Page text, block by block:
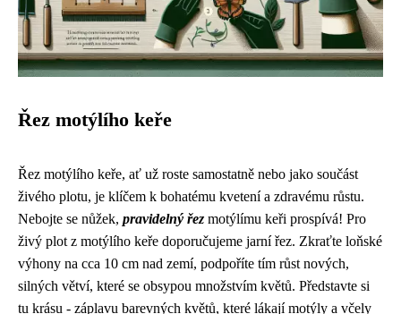
Řez motýlího keře
Řez motýlího keře, ať už roste samostatně nebo jako součást
živého plotu, je klíčem k bohatému kvetení a zdravému růstu.
Nebojte se nůžek, pravidelný řez motýlímu keři prospívá! Pro
živý plot z motýlího keře doporučujeme jarní řez. Zkraťte loňské
výhony na cca 10 cm nad zemí, podpoříte tím růst nových,
silných větví, které se obsypou množstvím květů. Představte si
tu krásu - záplavu barevných květů, které lákají motýly a včely